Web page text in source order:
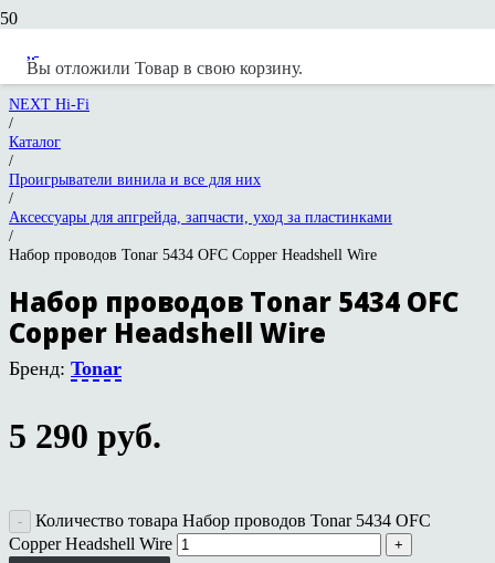
Вы отложили Товар в свою корзину.
NEXT Hi-Fi
/
Каталог
/
Проигрыватели винила и все для них
/
Аксессуары для апгрейда, запчасти, уход за пластинками
/
Набор проводов Tonar 5434 OFC Copper Headshell Wire
Набор проводов Tonar 5434 OFC
Copper Headshell Wire
Бренд: Tonar
5 290 руб.
Количество товара Набор проводов Tonar 5434 OFC
Copper Headshell Wire